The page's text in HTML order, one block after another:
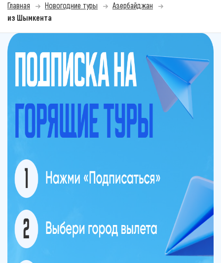
Главная Новогодние туры
Азербайджан
из Шымкента